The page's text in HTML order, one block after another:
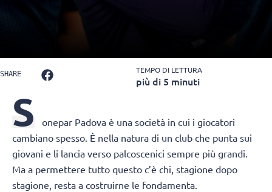
SHARE TEMPO DI LETTURA
più di 5 minuti
S onepar Padova è una società in cui i giocatori
cambiano spesso. È nella natura di un club che punta sui
giovani e li lancia verso palcoscenici sempre più grandi.
Ma a permettere tutto questo c’è chi, stagione dopo
stagione, resta a costruirne le fondamenta.